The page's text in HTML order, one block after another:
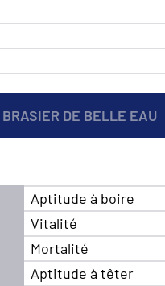
BRASIER DE BELLE EAU
Aptitude à boire
Vitalité
Mortalité
Aptitude à têter